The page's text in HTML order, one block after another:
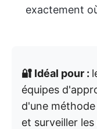
exactement
🔐 Idéal pour :
équipes
d'une
et surveiller